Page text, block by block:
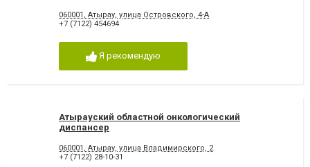
060001, Атырау, улица Островского, 4-А
+7 (7122) 454694
Я рекомендую
Атырауский областной онкологический
диспансер
060001, Атырау, улица Владимирского, 2
+7 (7122) 28-10-31